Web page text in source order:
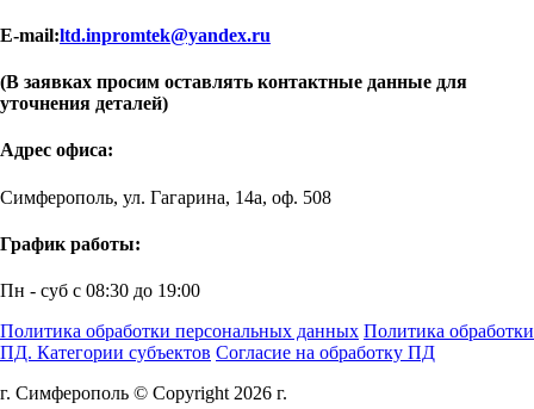
E-mail:ltd.inpromtek@yandex.ru
(В заявках просим оставлять контактные данные для
уточнения деталей)
Адрес офиса:
Симферополь, ул. Гагарина, 14а, оф. 508
График работы:
Пн - суб с 08:30 до 19:00
Политика обработки персональных данных Политика обработки
ПД. Категории субъектов Согласие на обработку ПД
г. Симферополь © Copyright 2026 г.